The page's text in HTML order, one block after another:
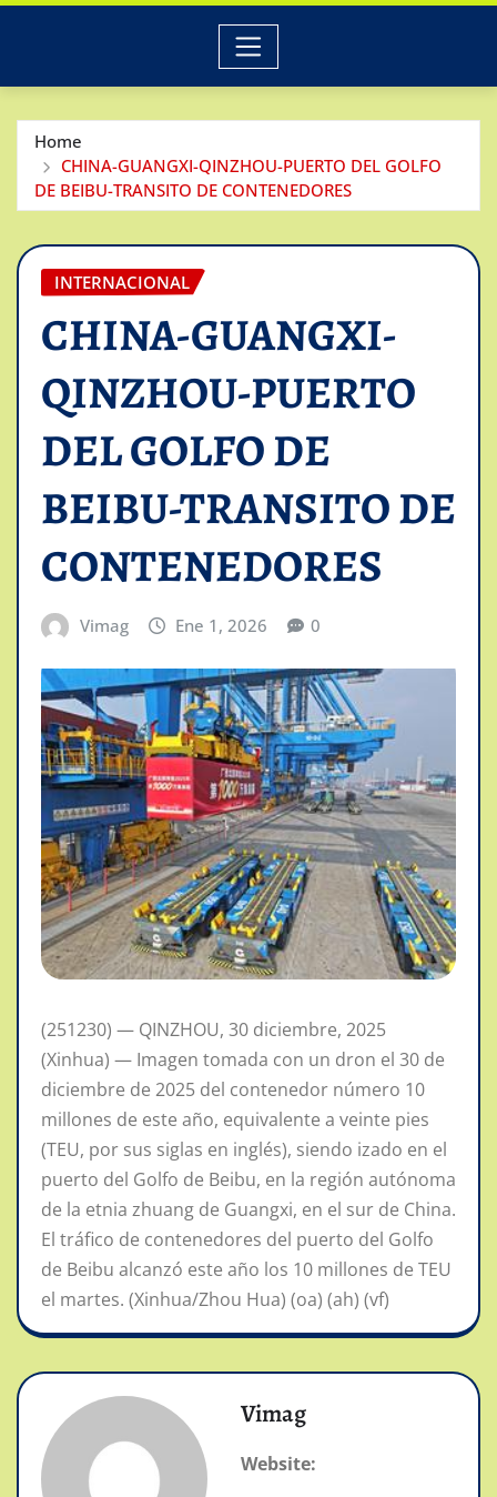
Home
CHINA-GUANGXI-QINZHOU-PUERTO DEL GOLFO
DE BEIBU-TRANSITO DE CONTENEDORES
INTERNACIONAL
CHINA-GUANGXI-
QINZHOU-PUERTO
DEL GOLFO DE
BEIBU-TRANSITO DE
CONTENEDORES
Vimag Ene 1, 2026 0
(251230) — QINZHOU, 30 diciembre, 2025
(Xinhua) — Imagen tomada con un dron el 30 de
diciembre de 2025 del contenedor número 10
millones de este año, equivalente a veinte pies
(TEU, por sus siglas en inglés), siendo izado en el
puerto del Golfo de Beibu, en la región autónoma
de la etnia zhuang de Guangxi, en el sur de China.
El tráfico de contenedores del puerto del Golfo
de Beibu alcanzó este año los 10 millones de TEU
el martes. (Xinhua/Zhou Hua) (oa) (ah) (vf)
Vimag
Website: